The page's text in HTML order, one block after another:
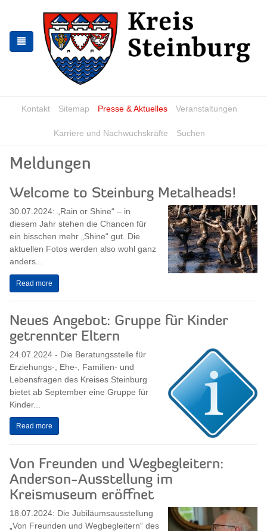
the
navigation
the
content
Kontakt Sitemap Presse & Aktuelles Veranstaltungen
Karriere und Nachwuchskräfte Suchen
Meldungen
Welcome to Steinburg Metalheads!
30.07.2024: „Rain or Shine“ – in
diesem Jahr stehen die Chancen für
ein bisschen mehr „Shine“ gut. Die
aktuellen Fotos werden also wohl ganz
anders...
Read more
Neues Angebot: Gruppe für Kinder
getrennter Eltern
24.07.2024 - Die Beratungsstelle für
Erziehungs-, Ehe-, Familien- und
Lebensfragen des Kreises Steinburg
bietet ab September eine Gruppe für
Kinder...
Read more
Von Freunden und Wegbegleitern:
Anderson-Ausstellung im
Kreismuseum eröffnet
18.07.2024: Die Jubiläumsausstellung
„Von Freunden und Wegbegleitern“ des